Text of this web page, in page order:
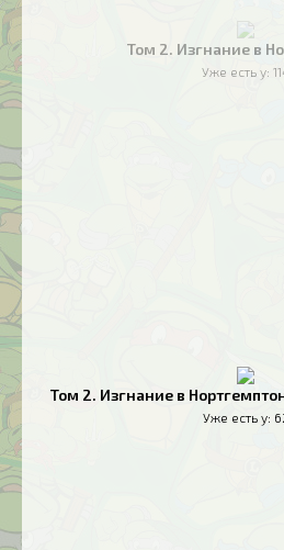
Том 2. Изгнание в
Уже есть у:
Том 2. Изгнание в
Уже есть у: